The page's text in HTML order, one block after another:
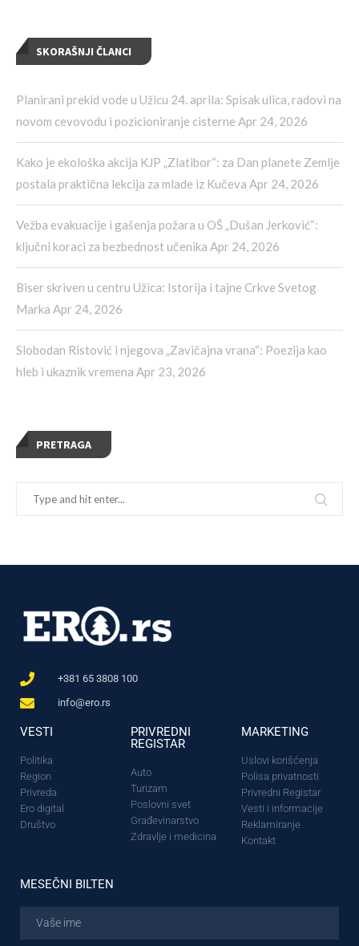
SKORAŠNJI ČLANCI
Planirani prekid vode u Užicu 24. aprila: Spisak ulica, radovi na
novom cevovodu i pozicioniranje cisterne Apr 24, 2026
Kako je ekološka akcija KJP „Zlatibor“: za Dan planete Zemlje
postala praktična lekcija za mlade iz Kučeva Apr 24, 2026
Vežba evakuacije i gašenja požara u OŠ „Dušan Jerković“:
ključni koraci za bezbednost učenika Apr 24, 2026
Biser skriven u centru Užica: Istorija i tajne Crkve Svetog
Marka Apr 24, 2026
Slobodan Ristović i njegova „Zavičajna vrana“: Poezija kao
hleb i ukaznik vremena Apr 23, 2026
PRETRAGA
+381 65 3808 100
info@ero.rs
VESTI
Politika
Region
Privreda
Ero digital
Društvo
PRIVREDNI
REGISTAR
Auto
Turizam
Poslovni svet
Građevinarstvo
Zdravlje i medicina
MARKETING
Uslovi korišćenja
Polisa privatnosti
Privredni Registar
Vesti i informacije
Reklamiranje
Kontakt
MESEČNI BILTEN